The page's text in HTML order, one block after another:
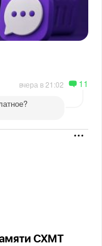
вчера в 21:02 11
CXMT